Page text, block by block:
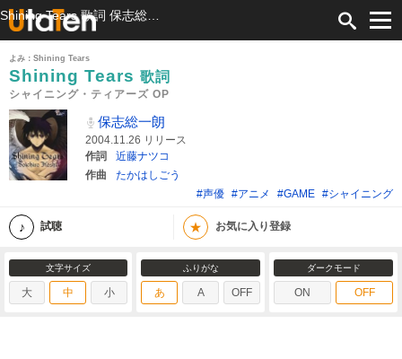
よみ：Shining Tears
Shining Tears 歌詞
シャイニング・ティアーズ OP
保志総一朗
2004.11.26 リリース
作詞
近藤ナツコ
作曲
たかはしごう
#声優 #アニメ #GAME #シャイニング
試聴 ★ お気に入り登録
文字サイズ
大 中 小
ふりがな
あ A OFF
ダークモード
ON OFF